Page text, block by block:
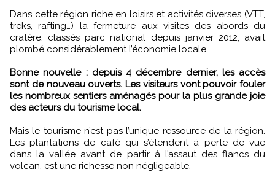
Dans cette région riche en loisirs et activités diverses (VTT,
treks, rafting…) la fermeture aux visites des abords du
cratère, classés parc national depuis janvier 2012, avait
plombé considérablement l’économie locale.
Bonne nouvelle : depuis 4 décembre dernier, les accès
sont de nouveau ouverts. Les visiteurs vont pouvoir fouler
les nombreux sentiers aménagés pour la plus grande joie
des acteurs du tourisme local.
Mais le tourisme n’est pas l’unique ressource de la région.
Les plantations de café qui s’étendent à perte de vue
dans la vallée avant de partir à l’assaut des flancs du
volcan, est une richesse non négligeable.